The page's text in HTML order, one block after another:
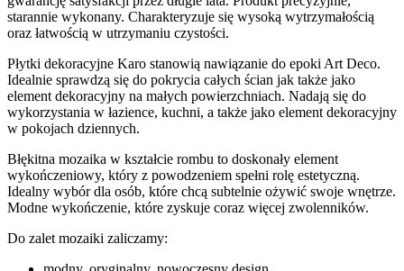
starannie wykonany. Charakteryzuje się wysoką wytrzymałością
oraz łatwością w utrzymaniu czystości.
Płytki dekoracyjne Karo stanowią nawiązanie do epoki Art Deco.
Idealnie sprawdzą się do pokrycia całych ścian jak także jako
element dekoracyjny na małych powierzchniach. Nadają się do
wykorzystania w łazience, kuchni, a także jako element dekoracyjny
w pokojach dziennych.
Błękitna mozaika w kształcie rombu to doskonały element
wykończeniowy, który z powodzeniem spełni rolę estetyczną.
Idealny wybór dla osób, które chcą subtelnie ożywić swoje wnętrze.
Modne wykończenie, które zyskuje coraz więcej zwolenników.
Do zalet mozaiki zaliczamy: